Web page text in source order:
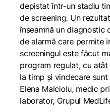
depistat într-un stadiu
de screening. Un
înseamnă un diagnostic
de alarmă care permite
screeningul este făcut
program regulat, cu
la timp și vindecare sunt
Elena Malciolu, medic
laborator, Grupul